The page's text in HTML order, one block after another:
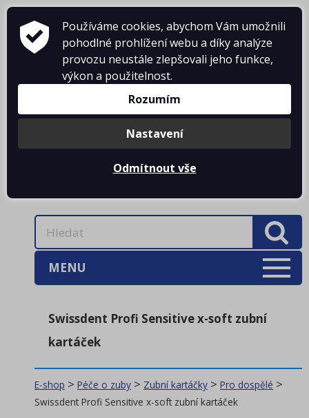
KONTAKTY
DOPRAVNÉ
PŘIHLÁŠENÍ
0 Kč
MENU
EKO produkty
Swissdent Profi Sensitive x-soft zubní
kartáček
E-shop > Péče o zuby > Zubní kartáčky > Pro dospělé >
Swissdent Profi Sensitive x-soft zubní kartáček
Používáme cookies, abychom Vám umožnili
pohodlné prohlížení webu a díky analýze
provozu neustále zlepšovali jeho funkce,
výkon a použitelnost.
Rozumím
Nastavení
Odmítnout vše